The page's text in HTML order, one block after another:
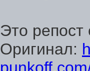
Это
Оригинал: